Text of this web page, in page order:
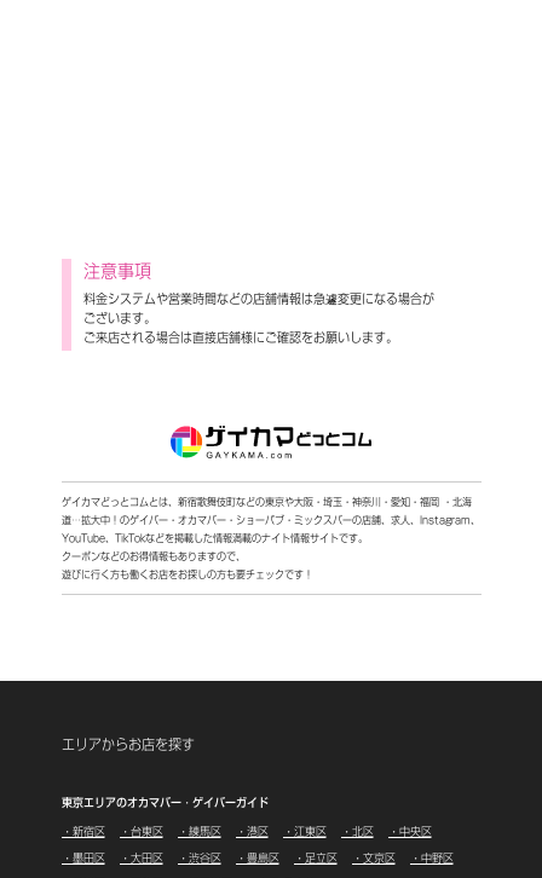
注意事項
料金システムや営業時間などの店舗情報は急遽変更になる場合が
ございます。
ご来店される場合は直接店舗様にご確認をお願いします。
ゲイカマどっとコムとは、新宿歌舞伎町などの東京や大阪・埼玉・神奈川・愛知・福岡 ・北海
道…拡大中！ のゲイバー・オカマバー・ショーパブ・ミックスバーの店舗、求人、Instagram、
YouTube、TikTokなどを掲載した情報満載のナイト情報サイトです。
クーポンなどのお得情報もありますので、
遊びに行く方も働くお店をお探しの方も要チェックです！
エリアからお店を探す
東京エリアのオカマバー・ゲイバーガイド
・新宿区 ・台東区 ・練馬区 ・港区 ・江東区 ・北区 ・中央区
・墨田区 ・大田区 ・渋谷区 ・豊島区 ・足立区 ・文京区 ・中野区